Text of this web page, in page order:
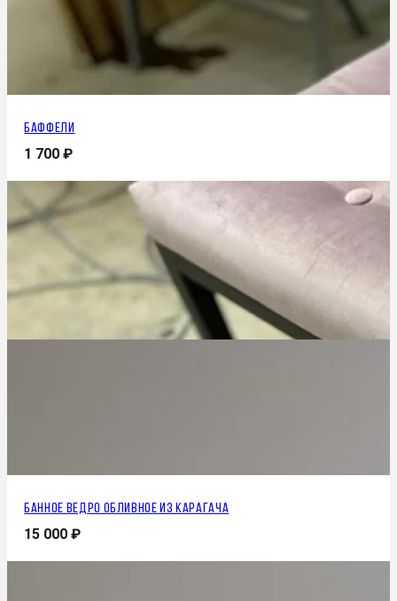
Баффели
1 700₽
Банное ведро обливное из карагача
15 000₽